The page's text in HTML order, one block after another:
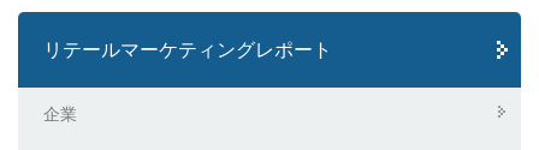
リテールマーケティングレポート
企業